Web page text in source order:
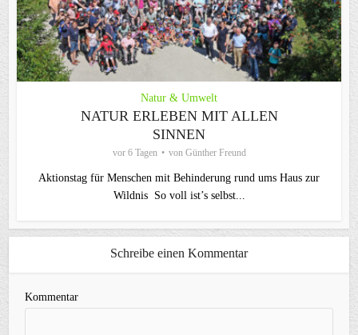
Natur & Umwelt
NATUR ERLEBEN MIT ALLEN
SINNEN
vor 6 Tagen von Günther Freund
Aktionstag für Menschen mit Behinderung rund ums Haus zur
Wildnis So voll ist’s selbst...
Schreibe einen Kommentar
Kommentar